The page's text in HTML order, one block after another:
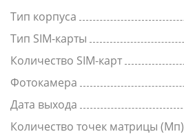
Тип корпуса
Тип SIM-карты
Количество SIM-карт
Фотокамера
Дата выхода
Количество точек матрицы (Мп)